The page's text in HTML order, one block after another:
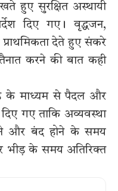
हुए सुरक्षित अस्थायी
दिए गए। वृद्धजन,
देते हुए संकरे
करने की बात कही
के माध्यम से पैदल और
गए ताकि अव्यवस्था
और बंद होने के समय
भीड़ के समय अतिरिक्त